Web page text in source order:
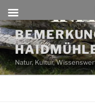
Zum
Inhalt
springen
Natur, Kultur,